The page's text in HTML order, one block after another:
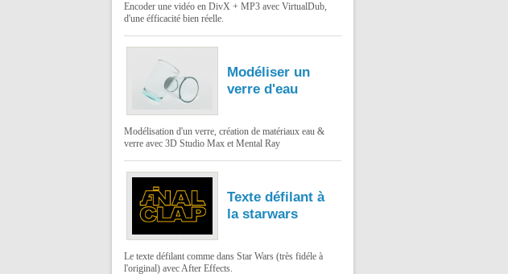
Encoder une vidéo en DivX + MP3 avec VirtualDub,
d'une éfficacité bien réelle.
Modéliser un
verre d'eau
Modélisation d'un verre, création de matériaux eau &
verre avec 3D Studio Max et Mental Ray
Texte défilant à
la starwars
Le texte défilant comme dans Star Wars (très fidéle à
l'original) avec After Effects.